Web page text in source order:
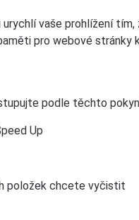
urychlí vaše prohlížení
pro webové stránky
podle těchto
Up
položek chcete vyčistit